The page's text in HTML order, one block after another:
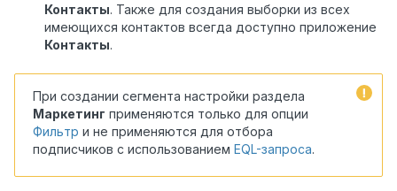
Контакты. Также для создания выборки из всех
имеющихся контактов всегда доступно приложение
Контакты.
При создании сегмента настройки раздела
Маркетинг применяются только для опции
Фильтр и не применяются для отбора
подписчиков с использованием EQL-запроса.